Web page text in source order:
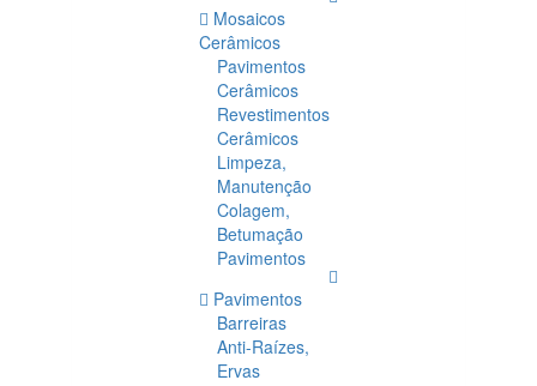
Mosaicos
Cerâmicos
Pavimentos
Cerâmicos
Revestimentos
Cerâmicos
Limpeza,
Manutenção
Colagem,
Betumação
Pavimentos
Pavimentos
Barreiras
Anti-Raízes,
Ervas